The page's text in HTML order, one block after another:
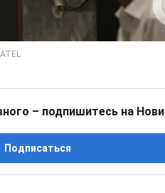
– подпишитесь на
Подписаться